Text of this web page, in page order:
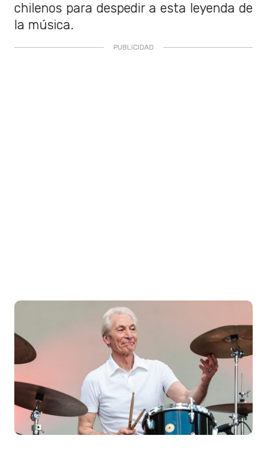
chilenos para despedir a esta leyenda de
la música.